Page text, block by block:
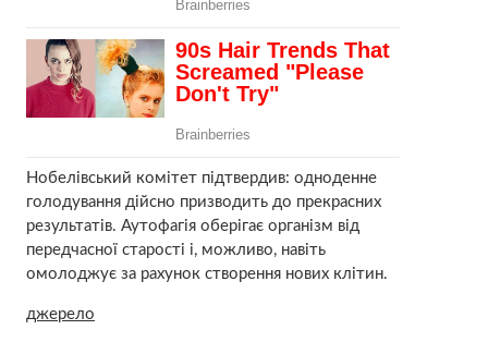
Нобелівський комітет підтвердив: одноденне
голодування дійсно призводить до прекрасних
результатів. Аутофагія оберігає організм від
передчасної старості і, можливо, навіть
омолоджує за рахунок створення нових клітин.
джерело